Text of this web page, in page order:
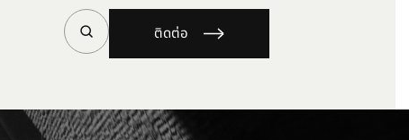
ติดต่อ